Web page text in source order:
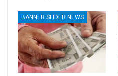
BANNER SLIDER NEWS